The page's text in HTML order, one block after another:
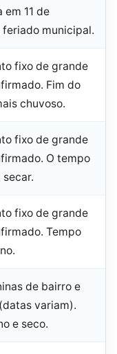
em 11 de
municipal.
fixo de grande
Fim do
chuvoso.
fixo de grande
O tempo
fixo de grande
Tempo
de bairro e
variam).
e seco.